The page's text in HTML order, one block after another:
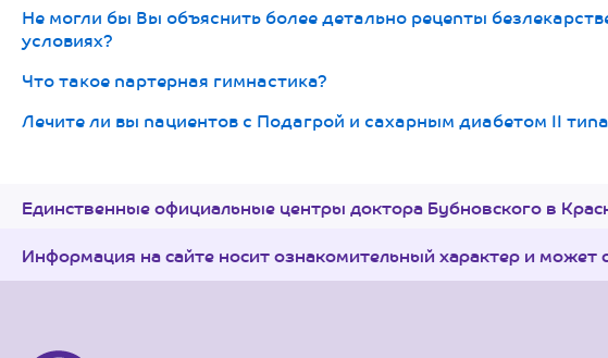
Не могли бы Вы объяснить более детально рецепты
условиях?
Что такое партерная гимнастика?
Лечите ли вы пациентов с Подагрой и сахарным диабетом II
Единственные официальные центры доктора Бубновского в
Информация на сайте носит ознакомительный характер и